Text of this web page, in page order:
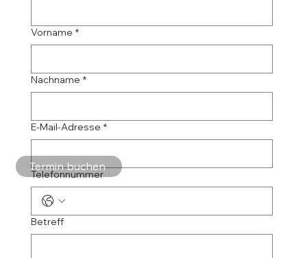
Vorname *
Nachname *
E-Mail-Adresse *
Telefonnummer
Betreff
Termin buchen